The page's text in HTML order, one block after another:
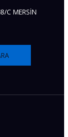
C MERSİN